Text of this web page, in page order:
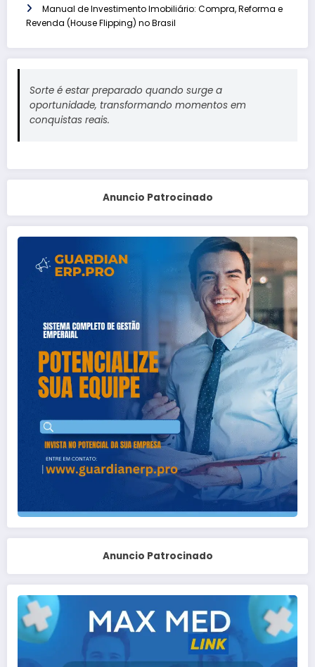
Manual de Investimento Imobiliário: Compra, Reforma e
Revenda (House Flipping) no Brasil
Sorte é estar preparado quando surge a
oportunidade, transformando momentos em
conquistas reais.
Anuncio Patrocinado
Anuncio Patrocinado